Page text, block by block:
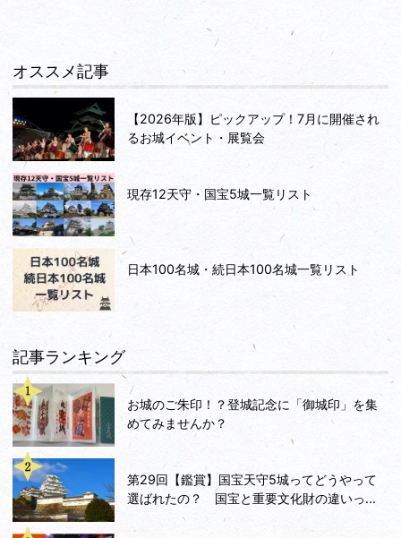
オススメ記事
【2026年版】ピックアップ！7月に開催され
るお城イベント・展覧会
現存12天守・国宝5城一覧リスト
日本100名城・続日本100名城一覧リスト
記事ランキング
お城のご朱印！？登城記念に「御城印」を集
めてみませんか？
第29回【鑑賞】国宝天守5城ってどうやって
選ばれたの？ 国宝と重要文化財の違いっ...